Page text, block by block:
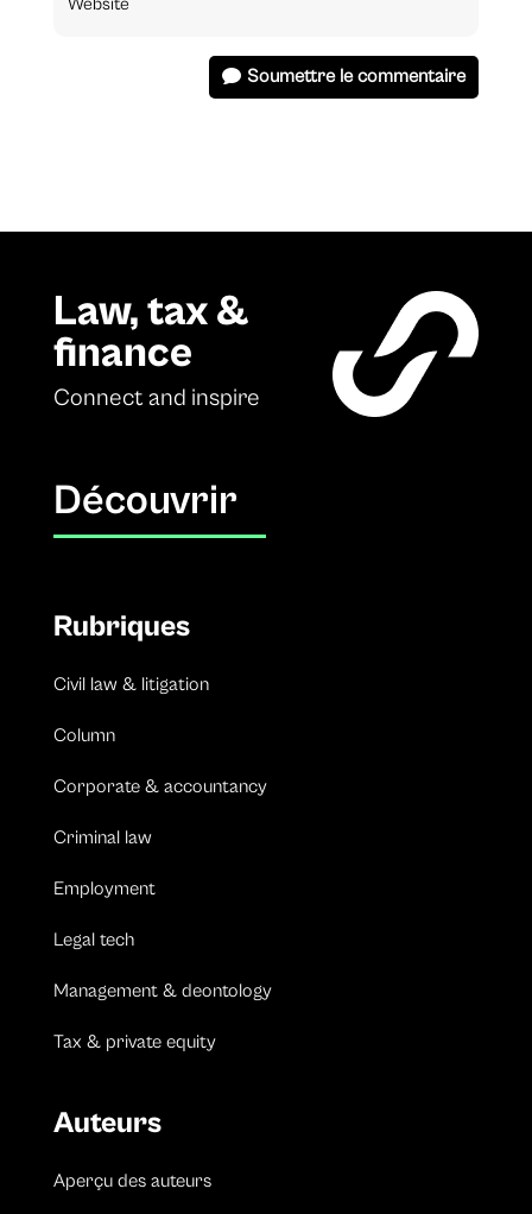
Soumettre le commentaire
Law, tax &
finance
Connect and inspire
Découvrir
Rubriques
Civil law & litigation
Column
Corporate & accountancy
Criminal law
Employment
Legal tech
Management & deontology
Tax & private equity
Auteurs
Aperçu des auteurs